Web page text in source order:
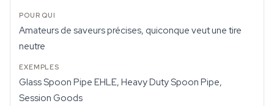
Amateurs de saveurs précises, quiconque veut une tire
neutre
Glass Spoon Pipe EHLE, Heavy Duty Spoon Pipe,
Session Goods